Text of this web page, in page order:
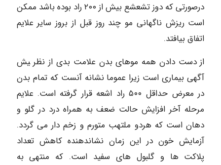
درصورتی که دوز تشعشع بیش از ۲۰۰ راد بوده باشد ممکن
است ریزش ناگهانی مو چند روز قبل از بروز سایر علایم
اتفاق بیافتد.
از دست دادن همه موهای بدن علامت بدی از نظر ‍یش
آگهی بیماری است زیرا عموما نشانه آنست که تمام بدن
در معرض حداقل ۵۰۰ راد اشعه قرار گرفته است. علایم
مرحله آخر افزایش حالت ضعف به همراه درد در گلو و
دهان است که هردو ملتهب متورم و زخم دار می گردد.
آزمایش خون در این زمان نشاندهنده کاهش تعداد
پلاکت ها و گلبول های سفید است. که منتهی به